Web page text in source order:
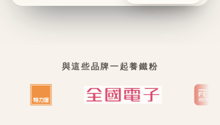
與這些品牌一起養鐵粉